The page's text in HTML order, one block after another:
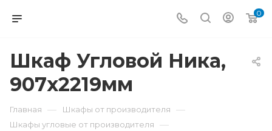
0
Шкаф Угловой Ника,
907x2219мм
Главная — Шкафы от производителя —
Шкафы угловые от производителя —